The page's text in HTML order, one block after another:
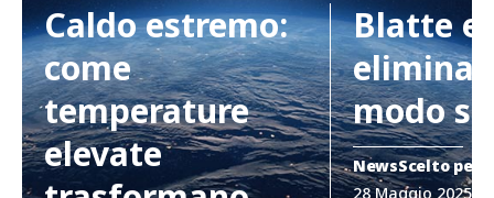
Caldo estremo:
come
temperature
elevate
Blatte e
modo
NewsScelto per
28 Maggio 2025